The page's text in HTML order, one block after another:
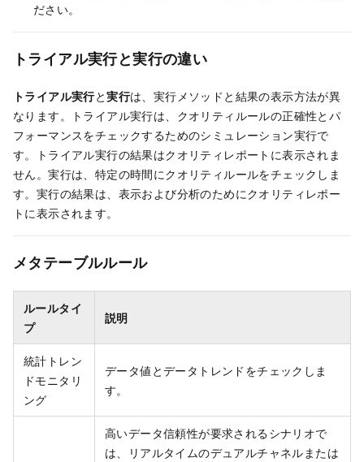
ださい。
トライアル実行と実行の違い
トライアル実行と実行は、実行メソッドと結果の表示方法が異
なります。トライアル実行は、クオリティルールの正確性とパ
フォーマンスをチェックするためのシミュレーション実行で
す。トライアル実行の結果はクオリティレポートに表示されま
せん。実行は、特定の時間にクオリティルールをチェックしま
す。実行の結果は、表示および分析のためにクオリティレポー
トに表示されます。
メタテーブルルール
ルールタイ
プ
説明
統計トレン
ドモニタリ
ング
データ値とデータトレンドをチェックしま
す。
高いデータ信頼性が要求されるシナリオで
は、リアルタイムのデュアルチャネルまたは